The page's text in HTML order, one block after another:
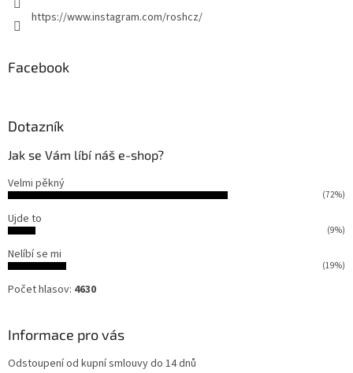
ý
https://www.instagram.com/roshcz/
Facebook
Dotazník
Jak se Vám líbí náš e-shop?
Velmi pěkný
(72%)
Ujde to
(9%)
Nelíbí se mi
(19%)
Počet hlasov: 4630
Informace pro vás
Odstoupení od kupní smlouvy do 14 dnů